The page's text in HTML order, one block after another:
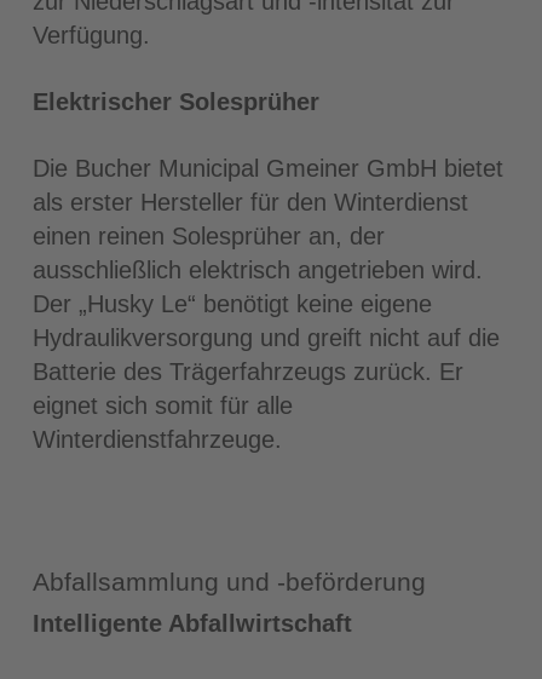
Verfügung.
Elektrischer Solesprüher
Die Bucher Municipal Gmeiner GmbH bietet
als erster Hersteller für den Winterdienst
einen reinen Solesprüher an, der
ausschließlich elektrisch angetrieben wird.
Der „Husky Le“ benötigt keine eigene
Hydraulikversorgung und greift nicht auf die
Batterie des Trägerfahrzeugs zurück. Er
eignet sich somit für alle
Winterdienstfahrzeuge.
Abfallsammlung und -beförderung
Intelligente Abfallwirtschaft